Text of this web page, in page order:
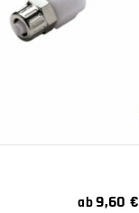
WEITERLESEN
ab9,60€